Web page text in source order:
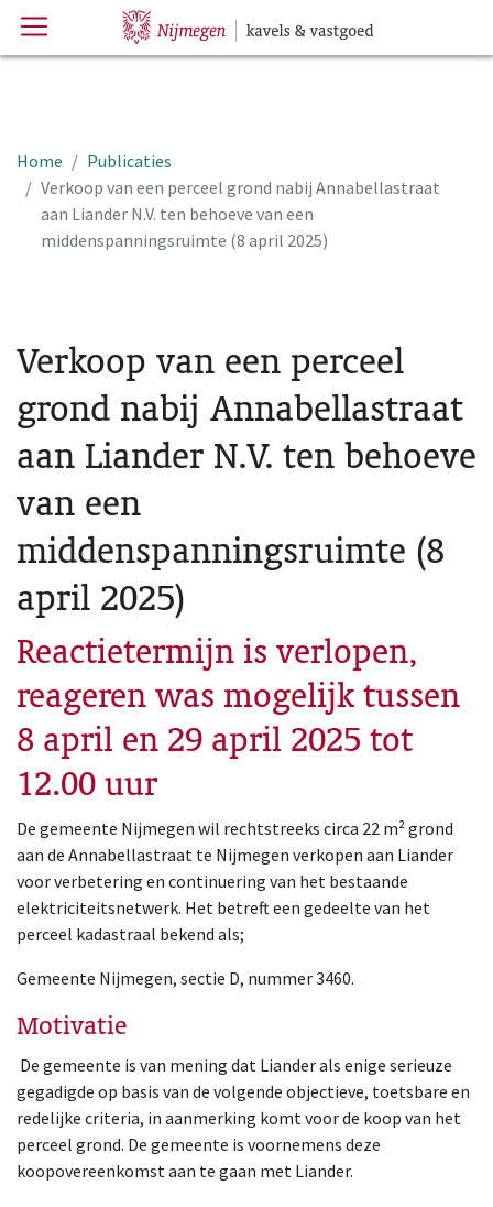
Menu Hoofdpagina
Home
Publicaties
Verkoop van een perceel grond nabij Annabellastraat
aan Liander N.V. ten behoeve van een
middenspanningsruimte (8 april 2025)
Verkoop van een perceel
grond nabij Annabellastraat
aan Liander N.V. ten behoeve
van een
middenspanningsruimte (8
april 2025)
Reactietermijn is verlopen,
reageren was mogelijk tussen
8 april en 29 april 2025 tot
12.00 uur
De gemeente Nijmegen wil rechtstreeks circa 22 m² grond
aan de Annabellastraat te Nijmegen verkopen aan Liander
voor verbetering en continuering van het bestaande
elektriciteitsnetwerk. Het betreft een gedeelte van het
perceel kadastraal bekend als;
Gemeente Nijmegen, sectie D, nummer 3460.
Motivatie
De gemeente is van mening dat Liander als enige serieuze
gegadigde op basis van de volgende objectieve, toetsbare en
redelijke criteria, in aanmerking komt voor de koop van het
perceel grond. De gemeente is voornemens deze
koopovereenkomst aan te gaan met Liander.